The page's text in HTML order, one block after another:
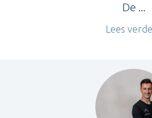
De ...
Lees